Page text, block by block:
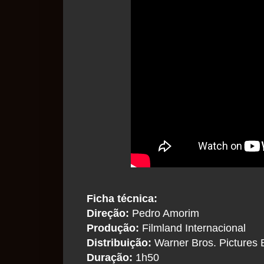
Ficha técnica:
Direção: Pedro Amorim
Produção: Filmland Internacional
Distribuição: Warner Bros. Pictures
Duração: 1h50